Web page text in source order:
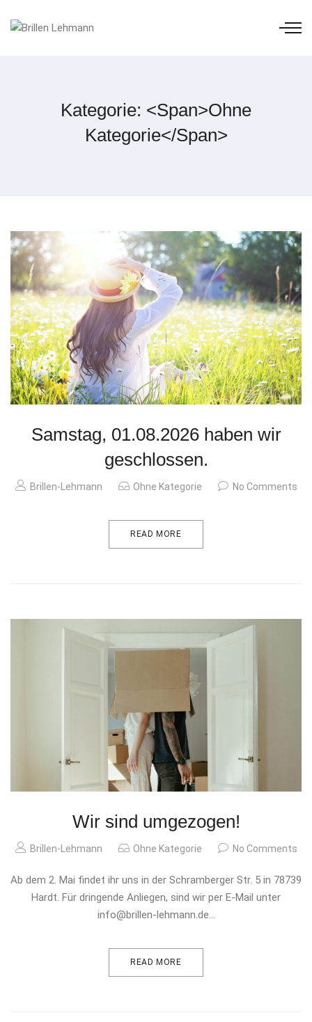
Kategorie: <span>Ohne
Kategorie</span>
Samstag, 01.08.2026 haben wir
geschlossen.
Brillen-Lehmann Ohne Kategorie No Comments
READ MORE
Wir sind umgezogen!
Brillen-Lehmann Ohne Kategorie No Comments
Ab dem 2. Mai findet ihr uns in der Schramberger Str. 5 in 78739
Hardt. Für dringende Anliegen, sind wir per E-Mail unter
info@brillen-lehmann.de...
READ MORE